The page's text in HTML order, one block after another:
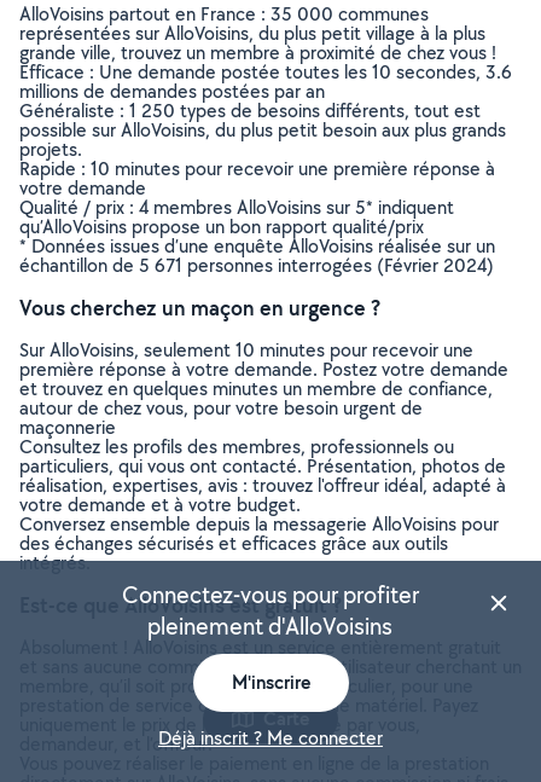
AlloVoisins partout en France : 35 000 communes
représentées sur AlloVoisins, du plus petit village à la plus
grande ville, trouvez un membre à proximité de chez vous !
Efficace : Une demande postée toutes les 10 secondes, 3.6
millions de demandes postées par an
Généraliste : 1 250 types de besoins différents, tout est
possible sur AlloVoisins, du plus petit besoin aux plus grands
projets.
Rapide : 10 minutes pour recevoir une première réponse à
votre demande
Qualité / prix : 4 membres AlloVoisins sur 5* indiquent
qu’AlloVoisins propose un bon rapport qualité/prix
* Données issues d’une enquête AlloVoisins réalisée sur un
échantillon de 5 671 personnes interrogées (Février 2024)
Vous cherchez un maçon en urgence ?
Sur AlloVoisins, seulement 10 minutes pour recevoir une
première réponse à votre demande. Postez votre demande
et trouvez en quelques minutes un membre de confiance,
autour de chez vous, pour votre besoin urgent de
maçonnerie
Consultez les profils des membres, professionnels ou
particuliers, qui vous ont contacté. Présentation, photos de
réalisation, expertises, avis : trouvez l'offreur idéal, adapté à
votre demande et à votre budget.
Conversez ensemble depuis la messagerie AlloVoisins pour
des échanges sécurisés et efficaces grâce aux outils
intégrés.
Est-ce que AlloVoisins est gratuit ?
Absolument ! AlloVoisins est un service entièrement gratuit
et sans aucune commission pour tout utilisateur cherchant un
membre, qu’il soit professionnel ou particulier, pour une
prestation de service ou une location de matériel. Payez
uniquement le prix de la prestation, fixé par vous,
demandeur, et l’offreur.
Carte
Connectez-vous pour profiter
pleinement d'AlloVoisins
M'inscrire
Déjà inscrit ? Me connecter